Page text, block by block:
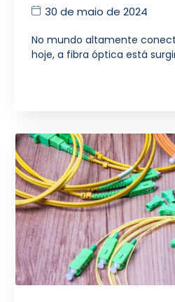
30 de maio de 2024
No mundo altamente
hoje, a fibra óptica está